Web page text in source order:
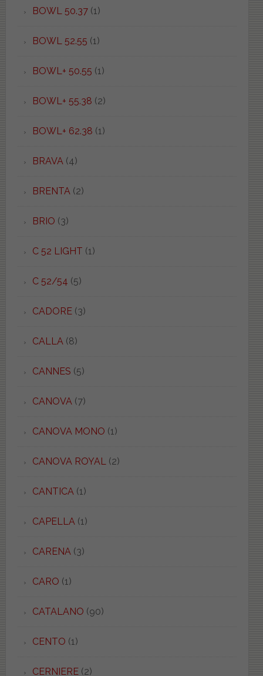
BOWL 50.37(1)
BOWL 52.55 (1)
BOWL+ 50.55 (1)
BOWL+ 55.38 (2)
BOWL+ 62.38 (1)
BRAVA (4)
BRENTA (2)
BRIO (3)
C 52 LIGHT (1)
C 52/54 (5)
CADORE(3)
CALLA (8)
CANNES (5)
CANOVA (7)
CANOVA MONO (1)
CANOVA ROYAL (2)
CANTICA (1)
CAPELLA (1)
CARENA (3)
CARO (1)
CATALANO (90)
CENTO (1)
CERNIERE(2)